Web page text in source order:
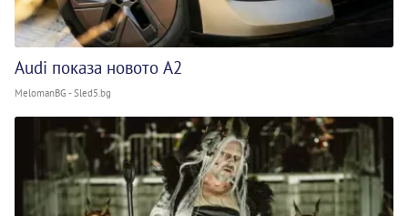
Audi показа новото A2
MelomanBG - Sled5.bg